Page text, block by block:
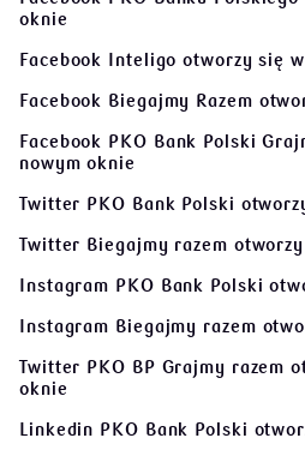
oknie
Facebook Inteligo otworzy się
Facebook Biegajmy Razem
Facebook PKO Bank Polski
nowym oknie
Twitter PKO Bank Polski
Twitter Biegajmy razem
Instagram PKO Bank Polski
Instagram Biegajmy razem
Twitter PKO BP Grajmy razem
oknie
Linkedin PKO Bank Polski